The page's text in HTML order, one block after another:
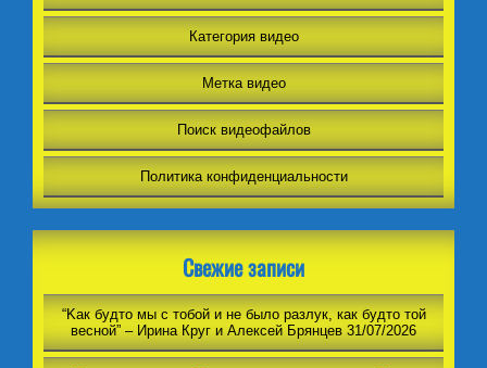
Категория видео
Метка видео
Поиск видеофайлов
Политика конфиденциальности
Свежие записи
“Kак будто мы с тобой и не было разлук, как будто той
весной” – Ирина Круг и Алексей Брянцев 31/07/2026